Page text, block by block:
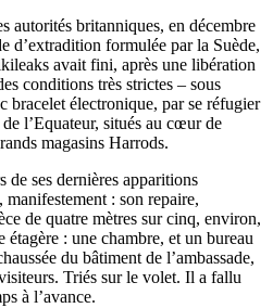
autorités britanniques, en décembre
d’extradition formulée par la Suède,
avait fini, après une libération
conditions très strictes – sous
bracelet électronique, par se réfugier
l’Equateur, situés au cœur de
magasins Harrods.
ses dernières apparitions
: son repaire,
de quatre mètres sur cinq, environ,
: une chambre, et un bureau
du bâtiment de l’ambassade,
Triés sur le volet. Il a fallu
à l’avance.